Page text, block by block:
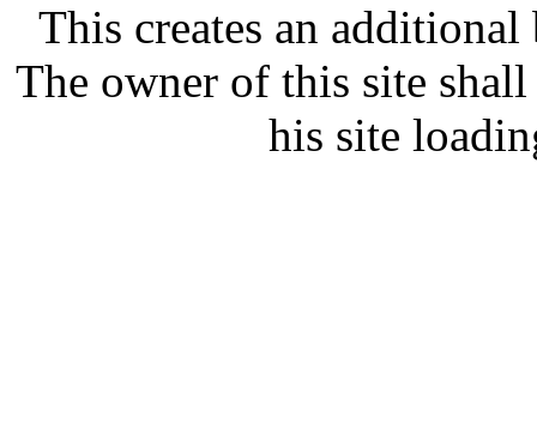
This creates an
The owner of this site
his site